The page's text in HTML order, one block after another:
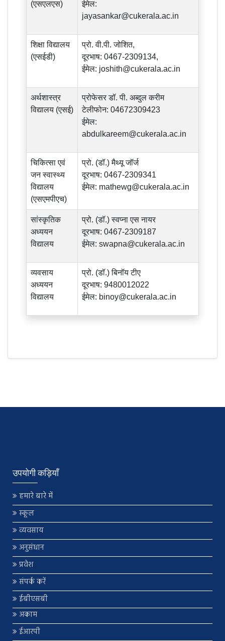
(एसएलएस)
ईमेल:
jayasankar@cukerala.ac.in
शिक्षा विद्यालय
(एसईडी)
प्रो. वी.पी. जोशित,
दूरभाष: 0467-2309134,
ईमेल: joshith@cukerala.ac.in
अर्थशास्त्र
विद्यालय (एसई)
प्रोफेसर डॉ. पी. अब्दुल करीम
टेलीफोन: 04672309423
ईमेल:
abdulkareem@cukerala.ac.in
चिकित्सा एवं
जन स्वास्थ्य
विद्यालय
(एसएमपीएच)
प्रो. (डॉ.) मैथ्यू जॉर्ज
दूरभाष: 0467-2309341
ईमेल: mathewg@cukerala.ac.in
सांस्कृतिक
अध्ययन
विद्यालय
प्रो. (डॉ.) स्वप्ना एस नायर
दूरभाष: 0467-2309187
ईमेल: swapna@cukerala.ac.in
व्यवसाय
अध्ययन
विद्यालय
प्रो. (डॉ.) बिनॉय टीए
दूरभाष: 9480012022
ईमेल: binoy@cukerala.ac.in
उपयोगी कड़ियाँ
हमारे बारे में
स्कूल
व्यवसाय
अनुसंधान
प्रवेश
संपर्क करें
ईबीएसबी
अकाम
ईआरपी